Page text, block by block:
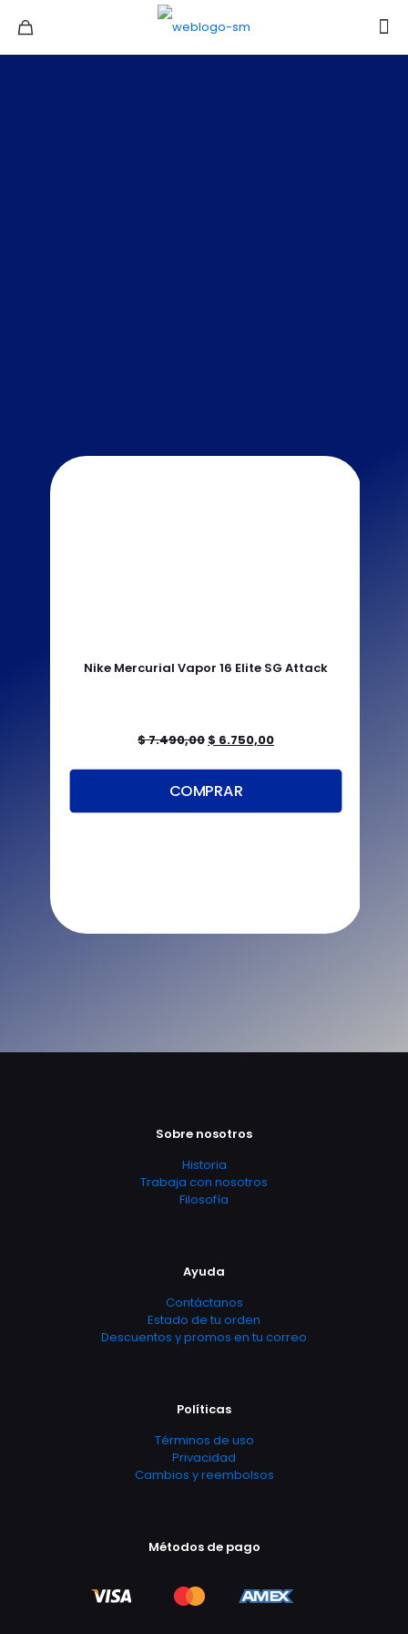
Nike Mercurial Vapor 16 Elite SG Attack
$7.490,00 El
original
era:
$ 7.490,00.
$ 6.750,00El
actual
$ 6.750,00.
COMPRAR
Sobre nosotros
Historia
Trabaja con nosotros
Filosofía
Ayuda
Contáctanos
Estado de tu orden
Descuentos y promos en tu correo
Políticas
Términos de uso
Privacidad
Cambios y reembolsos
Métodos de pago